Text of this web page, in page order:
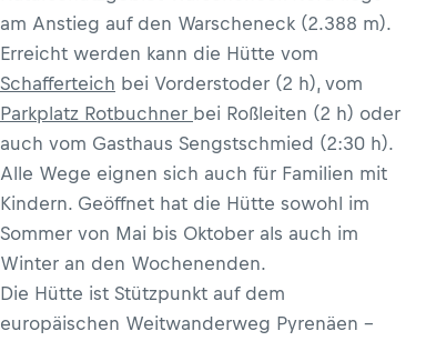
am Anstieg auf den Warscheneck (2.388 m).
Erreicht werden kann die Hütte vom
Schafferteich bei Vorderstoder (2 h), vom
Parkplatz Rotbuchner bei Roßleiten (2 h) oder
auch vom Gasthaus Sengstschmied (2:30 h).
Alle Wege eignen sich auch für Familien mit
Kindern. Geöffnet hat die Hütte sowohl im
Sommer von Mai bis Oktober als auch im
Winter an den Wochenenden.
Die Hütte ist Stützpunkt auf dem
europäischen Weitwanderweg Pyrenäen –